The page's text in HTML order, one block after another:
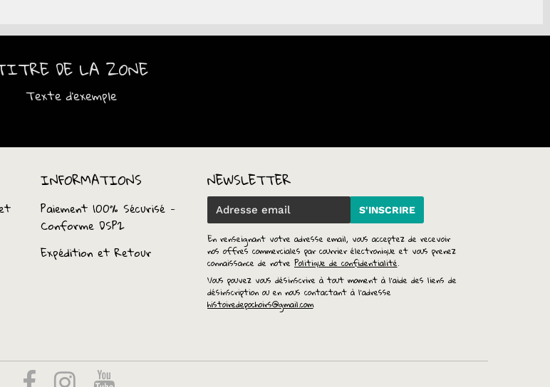
DE LA ZONE
Texte d'exemple
INFORMATIONS
Paiement 100% Sécurisé -
Conforme DSP2
Expédition et Retour
NEWSLETTER
E-
mail
S'INSCRIRE
En renseignant votre adresse email, vous acceptez de recevoir
nos offres commerciales par courrier électronique et vous prenez
connaissance de notre Politique de confidentialité.
Vous pouvez vous désinscrire à tout moment à l'aide des liens de
désinscription ou en nous contactant à l'adresse
histoiredepochoirs@gmail.com